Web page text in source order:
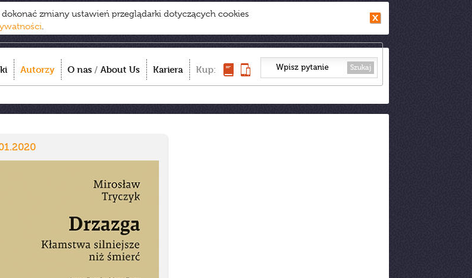
zmiany ustawień przeglądarki dotyczących cookies
.
Autorzy O nas / About Us Kariera Kup: Szukaj